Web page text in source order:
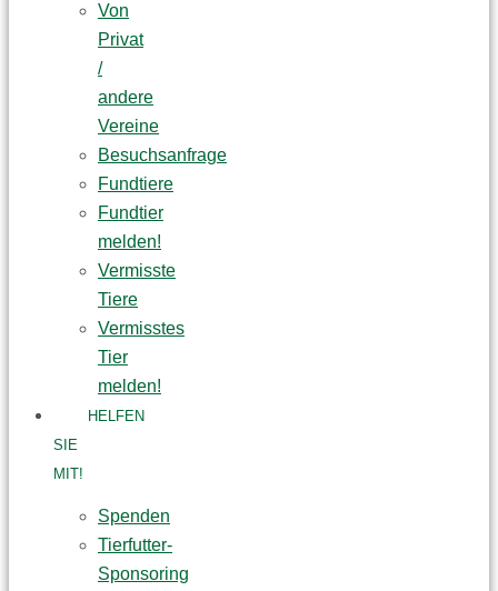
Von
Privat
/
andere
Vereine
Besuchsanfrage
Fundtiere
Fundtier
melden!
Vermisste
Tiere
Vermisstes
Tier
melden!
HELFEN
SIE
MIT!
Spenden
Tierfutter-
Sponsoring